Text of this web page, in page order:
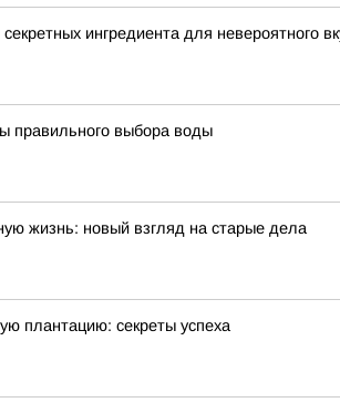
ингредиента для невероятного
правильного выбора воды
жизнь: новый взгляд на старые дела
плантацию: секреты успеха